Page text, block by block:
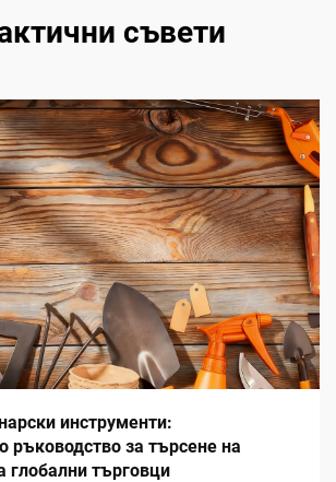
съвети
инструменти:
ръководство за търсене на
глобални търговци